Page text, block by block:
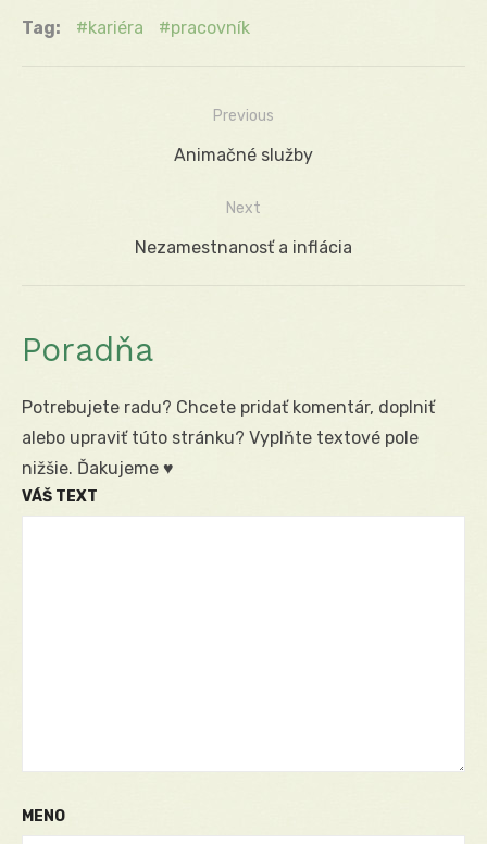
Tag: kariéra pracovník
Previous
Previous
Animačné služby
Next
Next
Nezamestnanosť a inflácia
Poradňa
Potrebujete radu? Chcete pridať komentár, doplniť
alebo upraviť túto stránku? Vyplňte textové pole
nižšie. Ďakujeme ♥
VÁŠ TEXT
MENO